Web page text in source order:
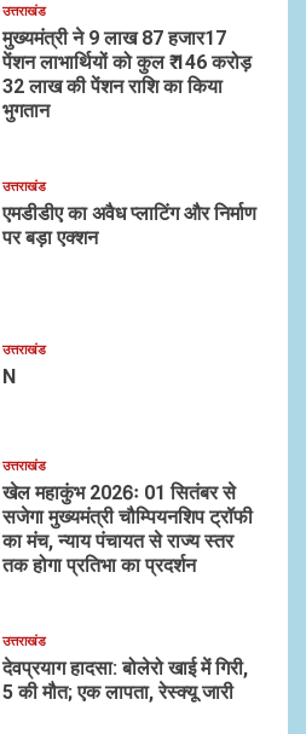
उत्तराखंड
मुख्यमंत्री ने 9 लाख 87 हजार17
पेंशन लाभार्थियों को कुल ₹ 146 करोड़
32 लाख की पेंशन राशि का किया
भुगतान
उत्तराखंड
एमडीडीए का अवैध प्लाटिंग और निर्माण
पर बड़ा एक्शन
उत्तराखंड
N
उत्तराखंड
खेल महाकुंभ 2026ः 01 सितंबर से
सजेगा मुख्यमंत्री चौम्पियनशिप ट्रॉफी
का मंच, न्याय पंचायत से राज्य स्तर
तक होगा प्रतिभा का प्रदर्शन
उत्तराखंड
देवप्रयाग हादसा: बोलेरो खाई में गिरी,
5 की मौत; एक लापता, रेस्क्यू जारी